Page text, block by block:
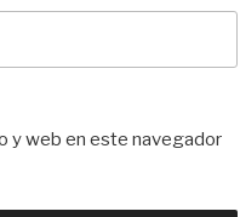
y web en este navegador